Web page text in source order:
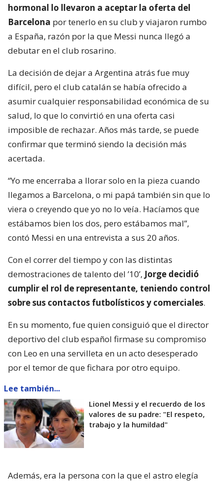
hormonal lo llevaron a aceptar la oferta del
Barcelona por tenerlo en su club y viajaron rumbo
a España, razón por la que Messi nunca llegó a
debutar en el club rosarino.
La decisión de dejar a Argentina atrás fue muy
difícil, pero el club catalán se había ofrecido a
asumir cualquier responsabilidad económica de su
salud, lo que lo convirtió en una oferta casi
imposible de rechazar. Años más tarde, se puede
confirmar que terminó siendo la decisión más
acertada.
“Yo me encerraba a llorar solo en la pieza cuando
llegamos a Barcelona, o mi papá también sin que lo
viera o creyendo que yo no lo veía. Hacíamos que
estábamos bien los dos, pero estábamos mal”,
contó Messi en una entrevista a sus 20 años.
Con el correr del tiempo y con las distintas
demostraciones de talento del ’10’, Jorge decidió
cumplir el rol de representante, teniendo control
sobre sus contactos futbolísticos y comerciales.
En su momento, fue quien consiguió que el director
deportivo del club español firmase su compromiso
con Leo en una servilleta en un acto desesperado
por el temor de que fichara por otro equipo.
Lee también...
Lionel Messi y el recuerdo de los
valores de su padre: "El respeto,
trabajo y la humildad"
Además, era la persona con la que el astro elegía